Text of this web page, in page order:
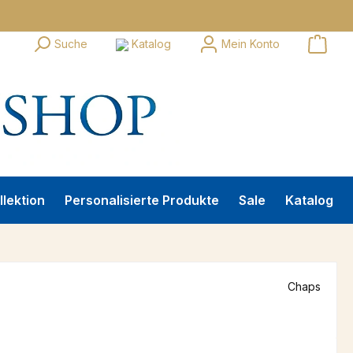
Suche Katalog Mein Konto
Personalisierte Produkte Sale Katalog
Chaps